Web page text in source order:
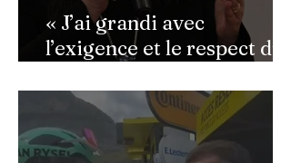
« J’ai grandi avec
l’exigence et le respect du
répond aux critiques et
défend l’hommage rendu à
son père au Québec